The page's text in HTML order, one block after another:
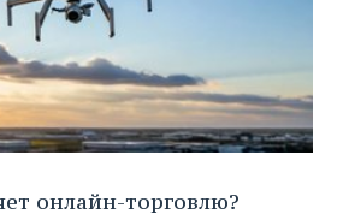
онлайн-торговлю?